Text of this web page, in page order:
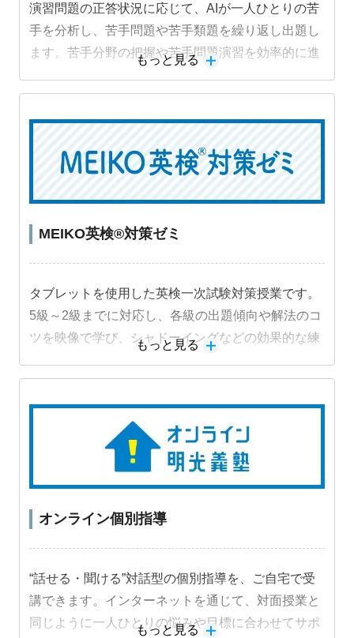
演習問題の正答状況に応じて、AIが一人ひとりの苦
手を分析し、苦手問題や苦手類題を繰り返し出題し
ます。苦手分野の把握や苦手問題演習を効率的に進
もっと見る
MEIKO英検®対策ゼミ
タブレットを使用した英検一次試験対策授業です。
5級～2級までに対応し、各級の出題傾向や解法のコ
ツを映像で学び、シャドーイングなどの効果的な練
もっと見る
オンライン個別指導
“話せる・聞ける”対話型の個別指導を、ご自宅で受
講できます。インターネットを通じて、対面授業と
同じように一人ひとりの悩みや目標に合わせてサポ
もっと見る